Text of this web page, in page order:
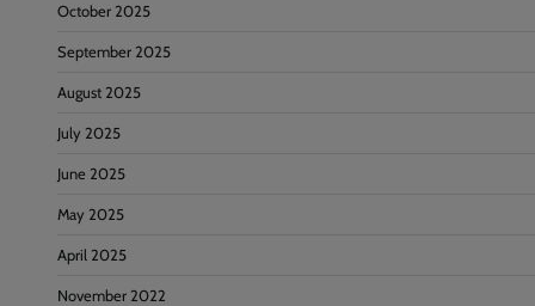
October 2025
September 2025
August 2025
July 2025
June 2025
May 2025
April 2025
November 2022